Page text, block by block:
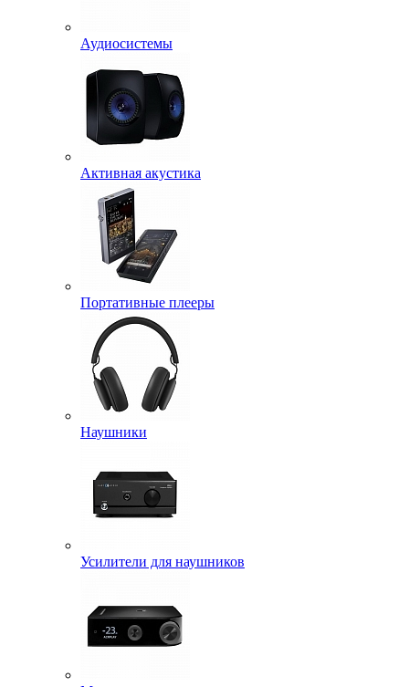
Аудиосистемы
Активная акустика
Портативные плееры
Наушники
Усилители для наушников